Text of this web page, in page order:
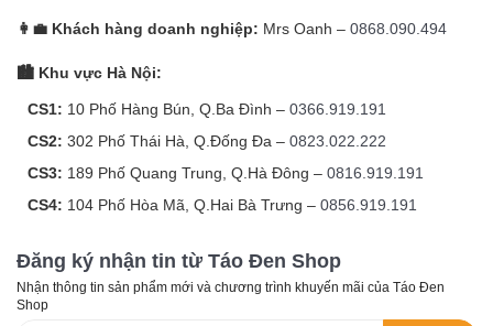
👩‍💼 Khách hàng doanh nghiệp: Mrs Oanh – 0868.090.494
🏙️ Khu vực Hà Nội:
CS1: 10 Phố Hàng Bún, Q.Ba Đình – 0366.919.191
CS2: 302 Phố Thái Hà, Q.Đống Đa – 0823.022.222
CS3: 189 Phố Quang Trung, Q.Hà Đông – 0816.919.191
CS4: 104 Phố Hòa Mã, Q.Hai Bà Trưng – 0856.919.191
Đăng ký nhận tin từ Táo Đen Shop
Nhận thông tin sản phẩm mới và chương trình khuyến mãi của Táo Đen
Shop